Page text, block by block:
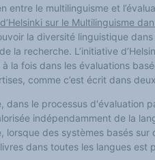
entre le multilinguisme et
sur le Multilinguisme
la diversité linguistique
la recherche. L’initiative
la fois dans les évaluations
comme c’est écrit dans
dans le processus d'évaluation
indépendamment de la
lorsque des systèmes basés
dans toutes les langues est